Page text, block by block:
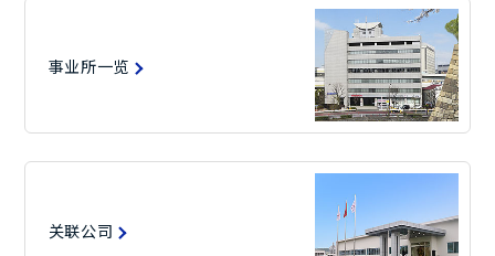
事业所一览
关联公司